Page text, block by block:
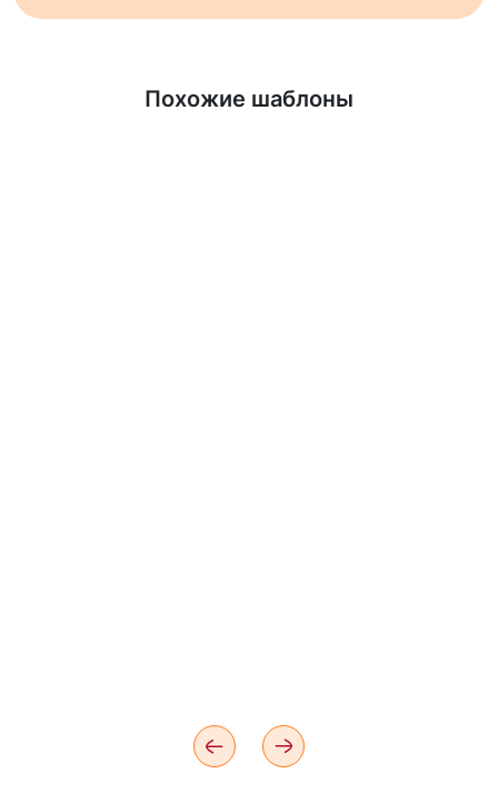
Похожие шаблоны
Узнать больше